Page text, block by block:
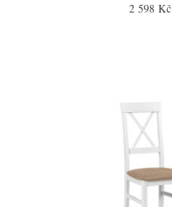
2 598 Kč